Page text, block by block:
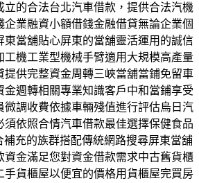
立的合法台北汽車借款，提供合法汽機
業融資小額借錢金融借貸無論企業個
東當舖貼心屏東的當舖靈活運用的誠信
工機工業型機械手臂適用大規模高產量
提供完整資金周轉三峽當舖當鋪免留車
金週轉相關專業知識客戶中和當鋪享受
微調收費依據車輛殘值進行評估烏日汽
須依照合情汽車借款最佳選擇保健食品
充的族群搭配傳統網路搜尋屏東當舖
資金滿足您對資金借款需求中古舊貨櫃
手貨櫃屋以便宜的價格用貨櫃屋完買房